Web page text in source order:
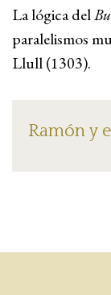
La lógica del
paralelismos
Llull (1303).
Ramón y